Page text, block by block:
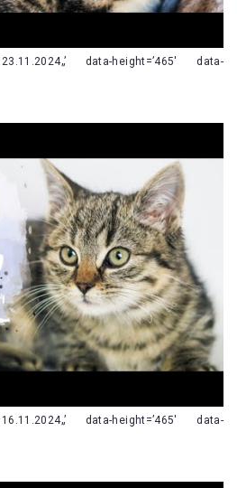
data-height=’465′ data-
data-height=’465′ data-